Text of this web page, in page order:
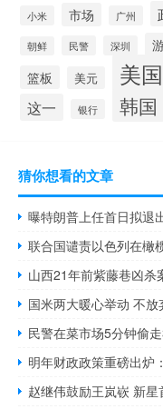
小米 市场 广州
朝鲜 民警 深圳
篮板 美元 美国
这一 银行 韩国
猜你想看的文章
曝特朗普上任首日拟退
联合国谴责以色列在橄
山西21年前紫藤巷凶杀
民警在菜市场5分钟偷
明年财政政策重磅出炉
赵继伟鼓励王岚嵚 新